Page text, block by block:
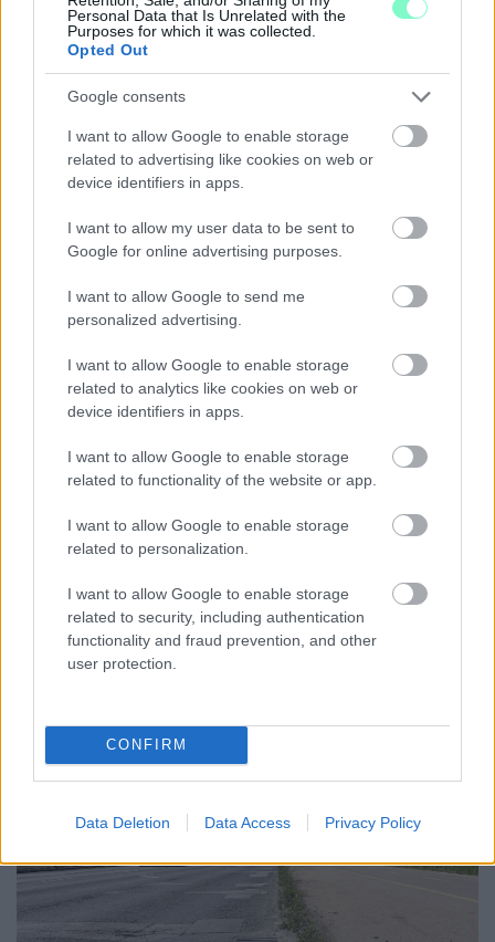
Personal Data that Is Unrelated with the
Purposes for which it was collected.
Opted Out
Google consents
I want to allow Google to enable storage
related to advertising like cookies on web or
device identifiers in apps.
I want to allow my user data to be sent to
Google for online advertising purposes.
I want to allow Google to send me
personalized advertising.
I want to allow Google to enable storage
related to analytics like cookies on web or
device identifiers in apps.
I want to allow Google to enable storage
related to functionality of the website or app.
I want to allow Google to enable storage
related to personalization.
I want to allow Google to enable storage
related to security, including authentication
functionality and fraud prevention, and other
user protection.
CONFIRM
Data Deletion Data Access Privacy Policy
NEM VÁRT HELYEN IS OKOZHAT PROBLÉMÁKAT AZ
VESZÉLYFORRÁS
amely irritálhatja a légutakat, ronthatja a tüdő működését és
különösen veszélyes lehet a krónikus betegek számára.